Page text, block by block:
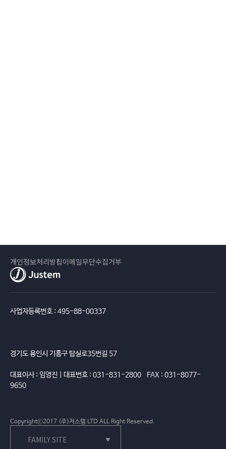
개인정보처리방침이메일무단수집거부
사업자등록번호 : 495-88-00337
경기도 용인시 기흥구 탑실로35번길 57
대표이사 : 임영진 | 대표번호 : 031-831-2800 FAX : 031-8077-
9650
Copyrightⓒ2017 (주)저스템 LTD ALL Right Reserved.